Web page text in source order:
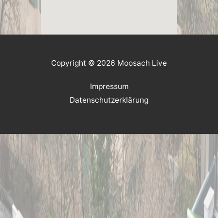
Copyright © 2026 Moosach Live
Impressum
Datenschutzerklärung